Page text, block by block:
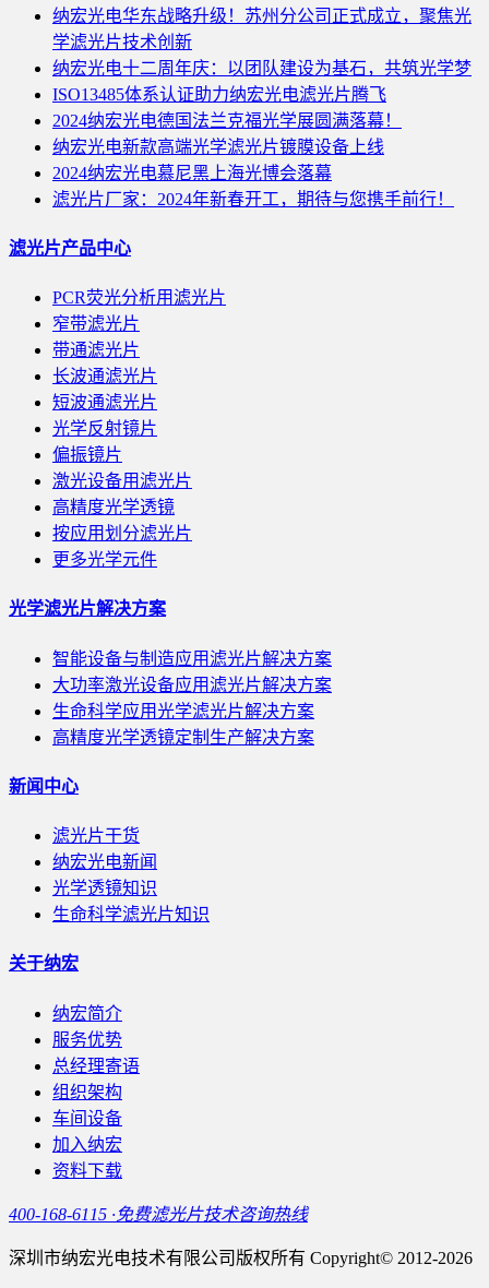
纳宏光电华东战略升级！苏州分公司正式成立，聚焦光
学滤光片技术创新
纳宏光电十二周年庆：以团队建设为基石，共筑光学梦
ISO13485体系认证助力纳宏光电滤光片腾飞
2024纳宏光电德国法兰克福光学展圆满落幕！
纳宏光电新款高端光学滤光片镀膜设备上线
2024纳宏光电慕尼黑上海光博会落幕
滤光片厂家：2024年新春开工，期待与您携手前行！
滤光片产品中心
PCR荧光分析用滤光片
窄带滤光片
带通滤光片
长波通滤光片
短波通滤光片
光学反射镜片
偏振镜片
激光设备用滤光片
高精度光学透镜
按应用划分滤光片
更多光学元件
光学滤光片解决方案
智能设备与制造应用滤光片解决方案
大功率激光设备应用滤光片解决方案
生命科学应用光学滤光片解决方案
高精度光学透镜定制生产解决方案
新闻中心
滤光片干货
纳宏光电新闻
光学透镜知识
生命科学滤光片知识
关于纳宏
纳宏简介
服务优势
总经理寄语
组织架构
车间设备
加入纳宏
资料下载
400-168-6115 ·免费滤光片技术咨询热线
深圳市纳宏光电技术有限公司版权所有 Copyright© 2012-2026